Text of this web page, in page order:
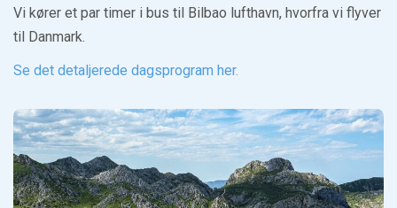
Vi kører et par timer i bus til Bilbao lufthavn, hvorfra vi flyver
til Danmark.
Se det detaljerede dagsprogram her.